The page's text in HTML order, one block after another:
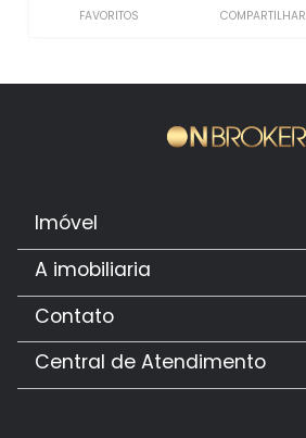
FAVORITOS COMPARTILHAR
Imóvel
A imobiliaria
Contato
Central de Atendimento